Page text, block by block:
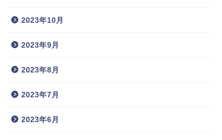
2023年10月
2023年9月
2023年8月
2023年7月
2023年6月